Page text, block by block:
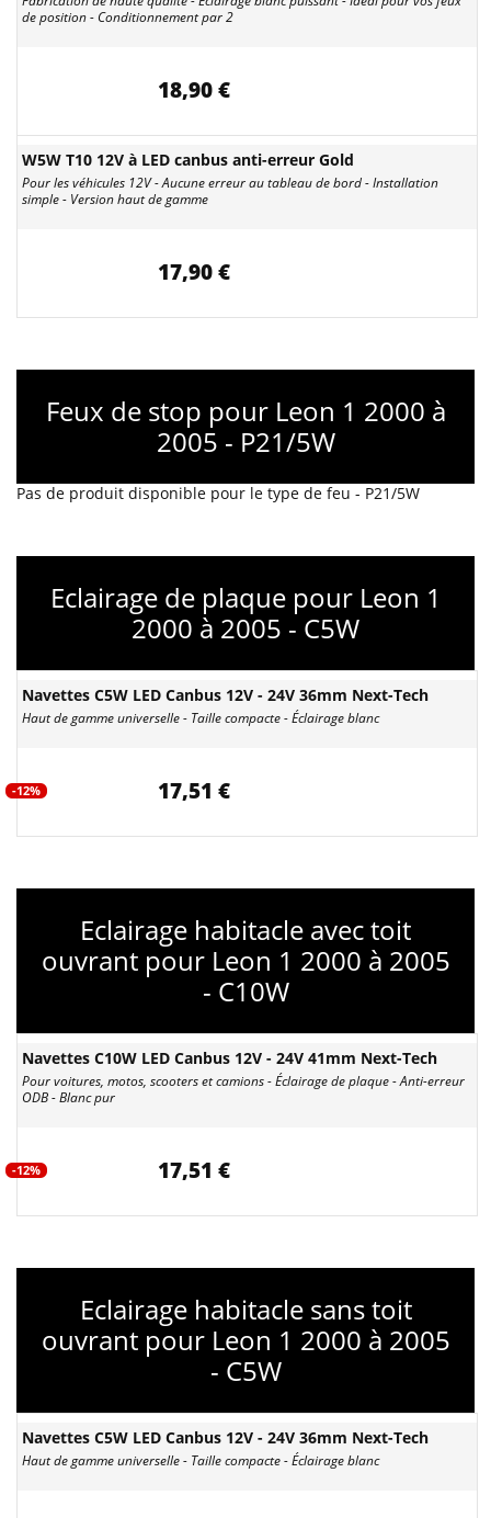
de position - Conditionnement par 2
18,90 €
W5W T10 12V à LED canbus anti-erreur Gold
Pour les véhicules 12V - Aucune erreur au tableau de bord - Installation
simple - Version haut de gamme
17,90 €
Feux de stop pour Leon 1 2000 à
2005 - P21/5W
Pas de produit disponible pour le type de feu - P21/5W
Eclairage de plaque pour Leon 1
2000 à 2005 - C5W
Navettes C5W LED Canbus 12V - 24V 36mm Next-Tech
Haut de gamme universelle - Taille compacte - Éclairage blanc
-12% 17,51 €
Eclairage habitacle avec toit
ouvrant pour Leon 1 2000 à 2005
- C10W
Navettes C10W LED Canbus 12V - 24V 41mm Next-Tech
Pour voitures, motos, scooters et camions - Éclairage de plaque - Anti-erreur
ODB - Blanc pur
-12% 17,51 €
Eclairage habitacle sans toit
ouvrant pour Leon 1 2000 à 2005
- C5W
Navettes C5W LED Canbus 12V - 24V 36mm Next-Tech
Haut de gamme universelle - Taille compacte - Éclairage blanc